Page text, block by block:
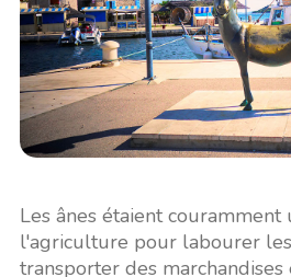
Les ânes étaient couramment
l'agriculture pour labourer les
transporter des